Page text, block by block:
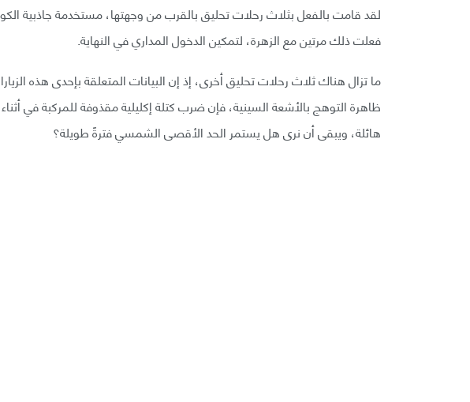
لقد قامت بالفعل بثلاث رحلات تحليق بالقرب من وجهتها، مستخدمة جاذبية
فعلت ذلك مرتين مع الزهرة، لتمكين الدخول المداري في النهاية.
ما تزال هناك ثلاث رحلات تحليق أخرى، إذ إن البيانات المتعلقة بإحدى هذه
ظاهرة التوهج بالأشعة السينية، فإن ضرب كتلة إكليلية مقذوفة للمركبة في
هائلة، ويبقى أن نرى هل يستمر الحد الأقصى الشمسي فترةً طويلة؟